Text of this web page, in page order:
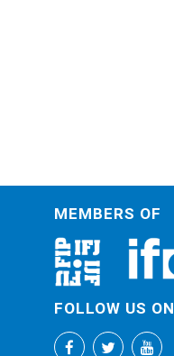
MEMBERS OF
FOLLOW US ON